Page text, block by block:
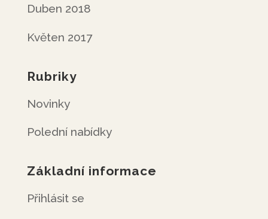
Duben 2018
Květen 2017
Rubriky
Novinky
Polední nabídky
Základní informace
Přihlásit se